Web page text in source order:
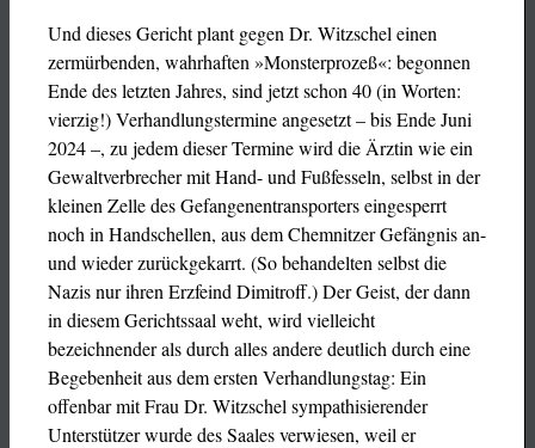
Und dieses Gericht plant gegen Dr. Witzschel einen
zermürbenden, wahrhaften »Monsterprozeß«: begonnen
Ende des letzten Jahres, sind jetzt schon 40 (in Worten:
vierzig!) Verhandlungstermine angesetzt ­– bis Ende Juni
2024 –, zu jedem dieser Termine wird die Ärztin wie ein
Gewaltverbrecher mit Hand- und Fußfesseln, selbst in der
kleinen Zelle des Gefangenentransporters eingesperrt
noch in Handschellen, aus dem Chemnitzer Gefängnis an-
und wieder zurückgekarrt. (So behandelten selbst die
Nazis nur ihren Erzfeind Dimitroff.) Der Geist, der dann
in diesem Gerichtssaal weht, wird vielleicht
bezeichnender als durch alles andere deutlich durch eine
Begebenheit aus dem ersten Verhandlungstag: Ein
offenbar mit Frau Dr. Witzschel sympathisierender
Unterstützer wurde des Saales verwiesen, weil er